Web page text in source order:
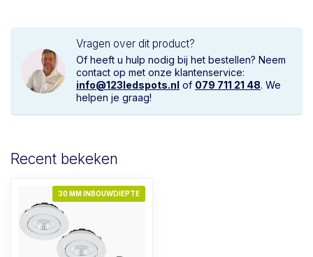
Vragen over dit product?
Of heeft u hulp nodig bij het bestellen? Neem
contact op met onze klantenservice:
info@123ledspots.nl of 079 711 21 48. We
helpen je graag!
Recent bekeken
30 MM INBOUWDIEPTE